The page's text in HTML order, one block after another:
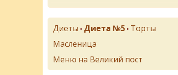
Диеты • Диета №5 • Торты
Масленица
Меню на Великий пост